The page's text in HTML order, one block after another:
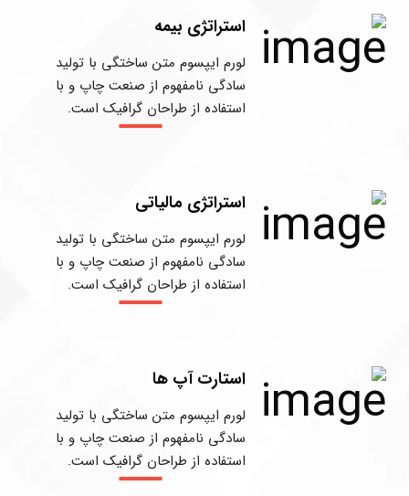
استراتژی بیمه
لورم ایپسوم متن ساختگی با تولید
سادگی نامفهوم از صنعت چاپ و با
استفاده از طراحان گرافیک است.
استراتژی مالیاتی
لورم ایپسوم متن ساختگی با تولید
سادگی نامفهوم از صنعت چاپ و با
استفاده از طراحان گرافیک است.
استارت آپ ها
لورم ایپسوم متن ساختگی با تولید
سادگی نامفهوم از صنعت چاپ و با
استفاده از طراحان گرافیک است.